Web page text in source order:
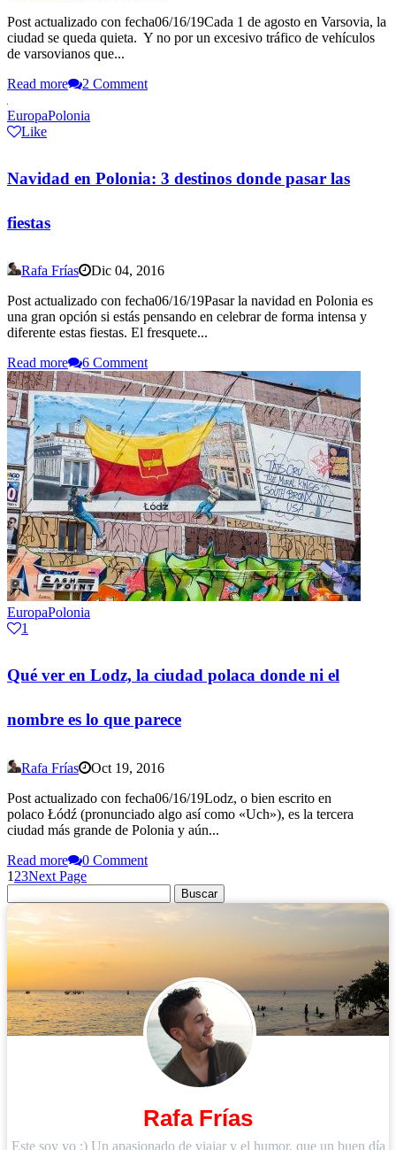
Post actualizado con fecha06/16/19Cada 1 de agosto en Varsovia, la
ciudad se queda quieta. Y no por un excesivo tráfico de vehículos
de varsovianos que...
Read more
2 Comment
EuropaPolonia
Like
Navidad en Polonia: 3 destinos donde pasar las
fiestas
Rafa Frías
Dic 04, 2016
Post actualizado con fecha06/16/19Pasar la navidad en Polonia es
una gran opción si estás pensando en celebrar de forma intensa y
diferente estas fiestas. El fresquete...
Read more
6 Comment
EuropaPolonia
1
Qué ver en Lodz, la ciudad polaca donde ni el
nombre es lo que parece
Rafa Frías
Oct 19, 2016
Post actualizado con fecha06/16/19Lodz, o bien escrito en
polaco Łódź (pronunciado algo así como «Uch»), es la tercera
ciudad más grande de Polonia y aún...
Read more
0 Comment
1 23Next Page
Rafa Frías
Este soy yo :) Un apasionado de viajar y el humor, que un buen día